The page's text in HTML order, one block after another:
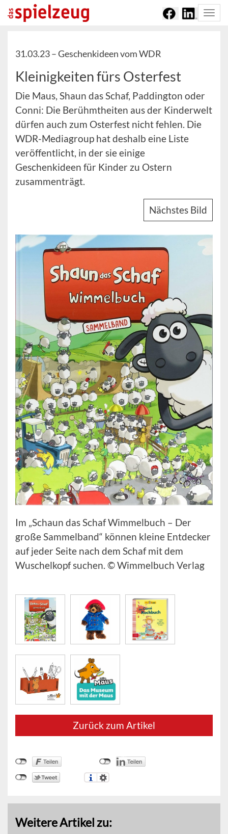
31.03.23 –Geschenkideen vom WDR
Kleinigkeiten fürs Osterfest
Die Maus, Shaun das Schaf, Paddington oder
Conni: Die Berühmtheiten aus der Kinderwelt
dürfen auch zum Osterfest nicht fehlen. Die
WDR-Mediagroup hat deshalb eine Liste
veröffentlicht, in der sie einige
Geschenkideen für Kinder zu Ostern
zusammenträgt.
Nächstes Bild
Im „Schaun das Schaf Wimmelbuch – Der
große Sammelband“ können kleine Entdecker
auf jeder Seite nach dem Schaf mit dem
Wuschelkopf suchen. © Wimmelbuch Verlag
Zurück zum Artikel
Weitere Artikel zu: